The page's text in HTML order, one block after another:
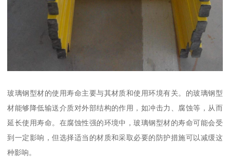
玻璃钢型材的使用寿命主要与其材质和使用环境有关。的玻璃钢型
材能够降低输送介质对外部结构的作用，如冲击力、腐蚀等，从而
延长使用寿命。在腐蚀性强的环境中，玻璃钢型材的寿命可能会受
到一定影响，但选择适当的材质和采取必要的防护措施可以减缓这
种影响。